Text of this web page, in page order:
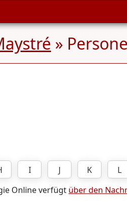
»
I J K L
Online verfügt über den